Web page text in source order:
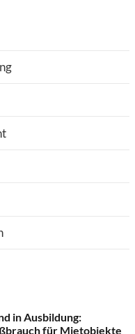
in Ausbildung:
für Mietobjekte